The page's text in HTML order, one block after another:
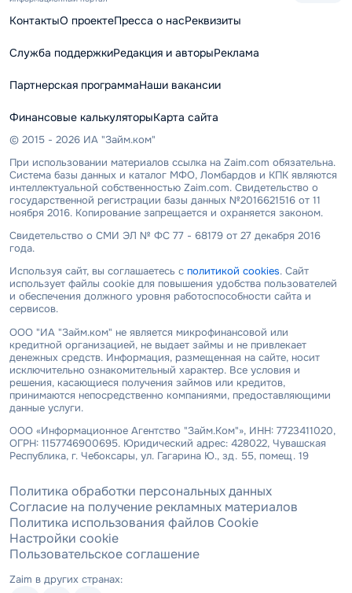
КонтактыО проектеПресса о насРеквизиты
Служба поддержкиРедакция и авторыРеклама
Партнерская программаНаши вакансии
Финансовые калькуляторыКарта сайта
© 2015 - 2026 ИА "Займ.ком"
При использовании материалов ссылка на Zaim.com обязательна.
Система базы данных и каталог МФО, Ломбардов и КПК являются
интеллектуальной собственностью Zaim.com. Свидетельство о
государственной регистрации базы данных №2016621516 от 11
ноября 2016. Копирование запрещается и охраняется законом.
Свидетельство о СМИ ЭЛ № ФС 77 - 68179 от 27 декабря 2016
года.
Используя сайт, вы соглашаетесь с политикой cookies. Сайт
использует файлы cookie для повышения удобства пользователей
и обеспечения должного уровня работоспособности сайта и
сервисов.
ООО "ИА "Займ.ком" не является микрофинансовой или
кредитной организацией, не выдает займы и не привлекает
денежных средств. Информация, размещенная на сайте, носит
исключительно ознакомительный характер. Все условия и
решения, касающиеся получения займов или кредитов,
принимаются непосредственно компаниями, предоставляющими
данные услуги.
ООО «Информационное Агентство "Займ.Ком"», ИНН: 7723411020,
ОГРН: 1157746900695. Юридический адрес: 428022, Чувашская
Республика, г. Чебоксары, ул. Гагарина Ю., зд. 55, помещ. 19
Политика обработки персональных данных
Согласие на получение рекламных материалов
Политика использования файлов Cookie
Настройки cookie
Пользовательское соглашение
Zaim в других странах: